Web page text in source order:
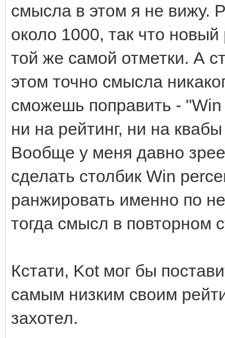
смысла в этом я не вижу.
около 1000, так что
той же самой отметки. А
этом точно смысла
сможешь поправить -
ни на рейтинг, ни на
Вообще у меня давно
сделать столбик Win
ранжировать именно по
тогда смысл в повторном
Кстати, Kot мог бы
самым низким своим
захотел.